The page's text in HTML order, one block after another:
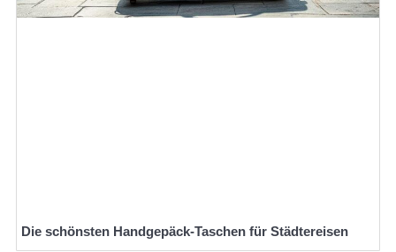
Die schönsten Handgepäck-Taschen für Städtereisen